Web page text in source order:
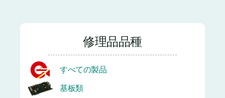
修理品品種
すべての製品
基板類